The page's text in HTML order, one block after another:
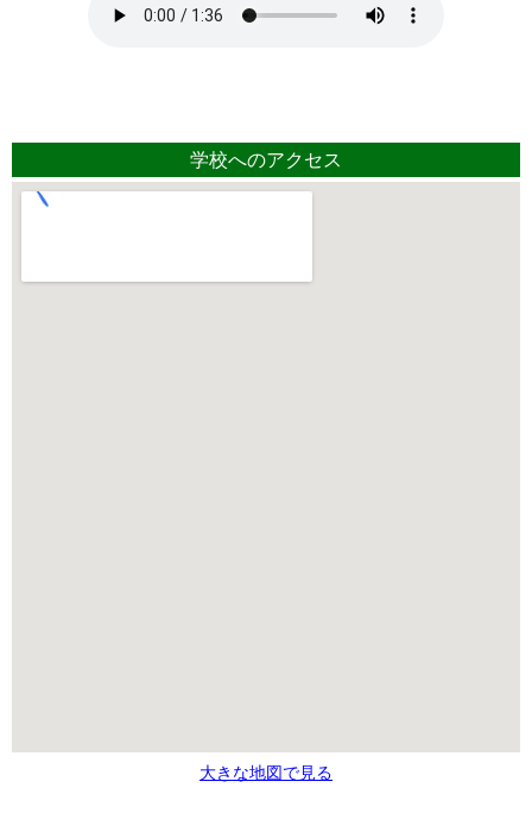
学校へのアクセス
大きな地図で見る